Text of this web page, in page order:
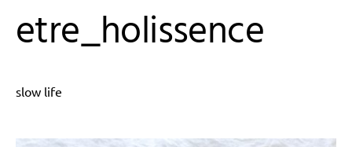
etre_holissence
slow life